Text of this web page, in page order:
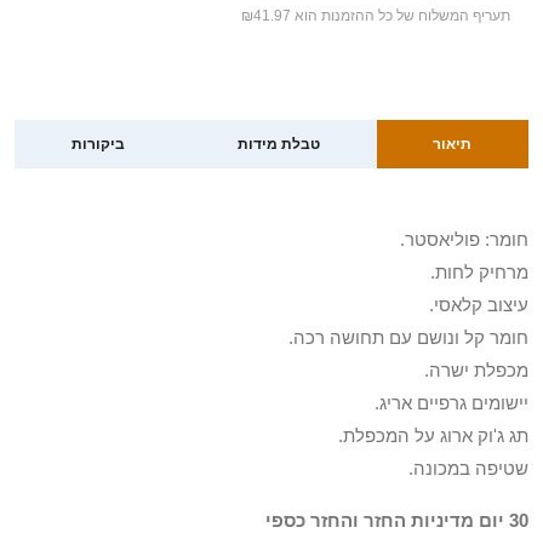
תעריף המשלוח של כל ההזמנות הוא ₪41.97
תיאור טבלת מידות ביקורות
חומר: פוליאסטר.
מרחיק לחות.
עיצוב קלאסי.
חומר קל ונושם עם תחושה רכה.
מכפלת ישרה.
יישומים גרפיים אריג.
תג ג'וק ארוג על המכפלת.
שטיפה במכונה.
30 יום מדיניות החזר והחזר כספי